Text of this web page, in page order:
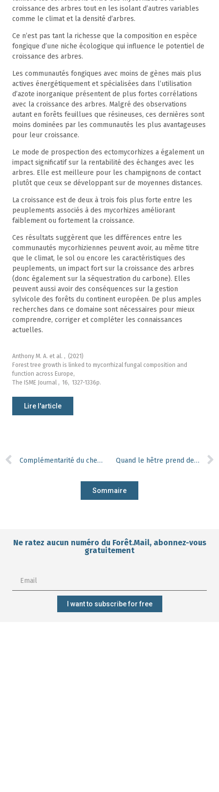
croissance des arbres tout en les isolant d’autres variables
comme le climat et la densité d’arbres.
Ce n’est pas tant la richesse que la composition en espèce
fongique d’une niche écologique qui influence le potentiel de
croissance des arbres.
Les communautés fongiques avec moins de gènes mais plus
actives énergétiquement et spécialisées dans l’utilisation
d’azote inorganique présentent de plus fortes corrélations
avec la croissance des arbres. Malgré des observations
autant en forêts feuillues que résineuses, ces dernières sont
moins dominées par les communautés les plus avantageuses
pour leur croissance.
Le mode de prospection des ectomycorhizes a également un
impact significatif sur la rentabilité des échanges avec les
arbres. Elle est meilleure pour les champignons de contact
plutôt que ceux se développant sur de moyennes distances.
La croissance est de deux à trois fois plus forte entre les
peuplements associés à des mycorhizes améliorant
faiblement ou fortement la croissance.
Ces résultats suggèrent que les différences entre les
communautés mycorhiziennes peuvent avoir, au même titre
que le climat, le sol ou encore les caractéristiques des
peuplements, un impact fort sur la croissance des arbres
(donc également sur la séquestration du carbone). Elles
peuvent aussi avoir des conséquences sur la gestion
sylvicole des forêts du continent européen. De plus amples
recherches dans ce domaine sont nécessaires pour mieux
comprendre, corriger et compléter les connaissances
actuelles.
Anthony M. A. et al. , (2021)
Forest tree growth is linked to mycorrhizal fungal composition and
function across Europe,
The ISME Journal , 16, 1327-1336p.
Lire l'article
Complémentarité du cheval de trait pour une gestion plus durable de la forêt Quand le hêtre prend de l’altitude, il préfère être accompagné !
Sommaire
Ne ratez aucun numéro du Forêt.Mail, abonnez-vous
gratuitement
I want to subscribe for free